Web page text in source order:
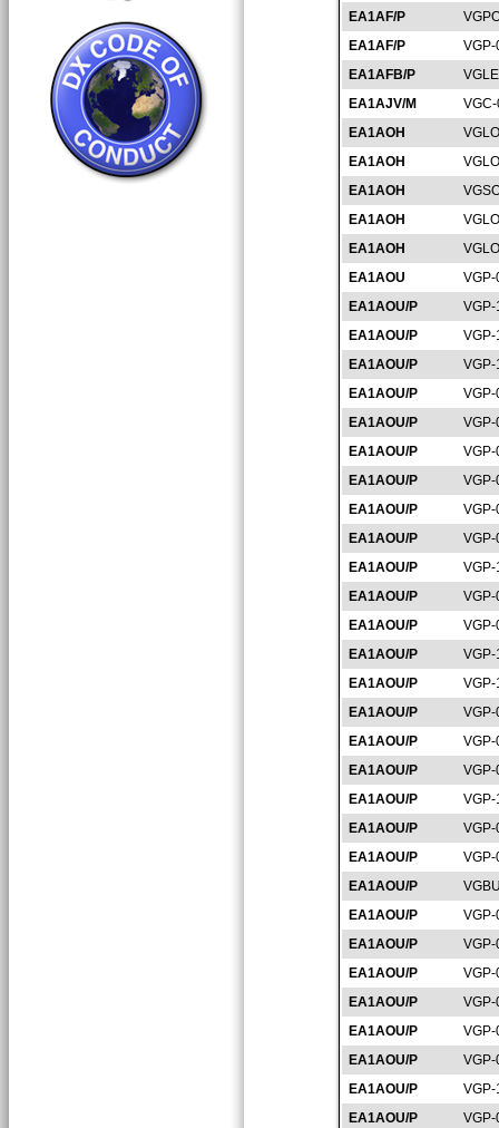
EA1AF/P
EA1AF/P
EA1AFB/P
EA1AJV/M
EA1AOH
EA1AOH
EA1AOH
EA1AOH
EA1AOH
EA1AOU
EA1AOU/P
EA1AOU/P
EA1AOU/P
EA1AOU/P
EA1AOU/P
EA1AOU/P
EA1AOU/P
EA1AOU/P
EA1AOU/P
EA1AOU/P
EA1AOU/P
EA1AOU/P
EA1AOU/P
EA1AOU/P
EA1AOU/P
EA1AOU/P
EA1AOU/P
EA1AOU/P
EA1AOU/P
VGP-
EA1AOU/P
EA1AOU/P
EA1AOU/P
EA1AOU/P
EA1AOU/P
EA1AOU/P
EA1AOU/P
EA1AOU/P
EA1AOU/P
EA1AOU/P